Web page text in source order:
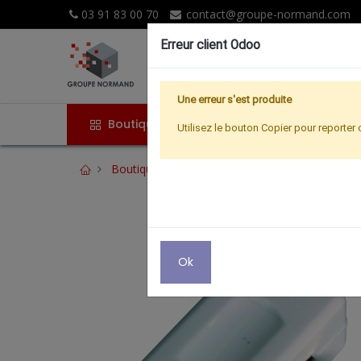
03 91 83 00 70 contact@groupe-normand.com
Boutique Accueil
Boutique
Erreur client Odoo
Une erreur s'est produite
Utilisez le bouton Copier pour reporter
Ok